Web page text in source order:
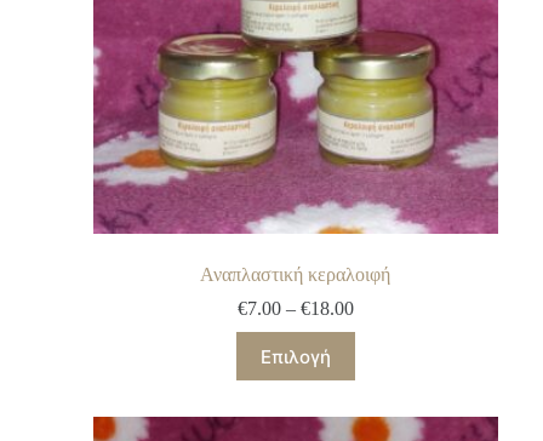
Αναπλαστική κεραλοιφή
€7.00 – €18.00
Επιλογή